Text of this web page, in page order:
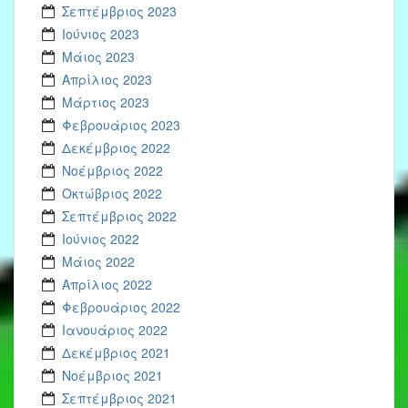
Σεπτέμβριος 2023
Ιούνιος 2023
Μάιος 2023
Απρίλιος 2023
Μάρτιος 2023
Φεβρουάριος 2023
Δεκέμβριος 2022
Νοέμβριος 2022
Οκτώβριος 2022
Σεπτέμβριος 2022
Ιούνιος 2022
Μάιος 2022
Απρίλιος 2022
Φεβρουάριος 2022
Ιανουάριος 2022
Δεκέμβριος 2021
Νοέμβριος 2021
Σεπτέμβριος 2021